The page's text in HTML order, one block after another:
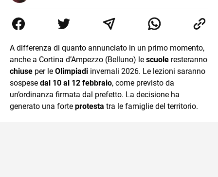
di trasformare la passione per la scrittura in un lavoro, e
da lì non mi sono più fermata. L’attualità è il mio pane
mente.
A differenza di quanto annunciato in un primo momento,
anche a Cortina d’Ampezzo (Belluno) le scuole resteranno
chiuse per le Olimpiadi invernali 2026. Le lezioni saranno
sospese dal 10 al 12 febbraio, come previsto da
un’ordinanza firmata dal prefetto. La decisione ha
generato una forte protesta tra le famiglie del territorio.